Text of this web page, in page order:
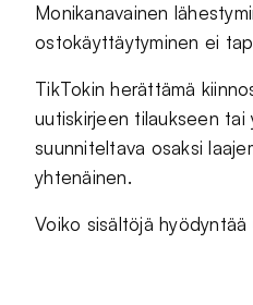
Monikanavainen
ostokäyttäytyminen ei
TikTokin herättämä
uutiskirjeen tilaukseen
suunniteltava osaksi
yhtenäinen.
Voiko sisältöjä hyödyntää